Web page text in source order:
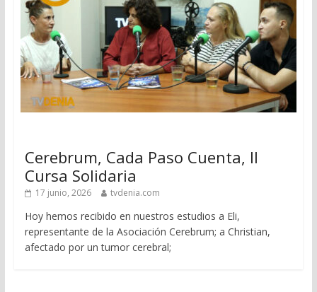
Cerebrum, Cada Paso Cuenta, II
Cursa Solidaria
17 junio, 2026 tvdenia.com
Hoy hemos recibido en nuestros estudios a Eli,
representante de la Asociación Cerebrum; a Christian,
afectado por un tumor cerebral;